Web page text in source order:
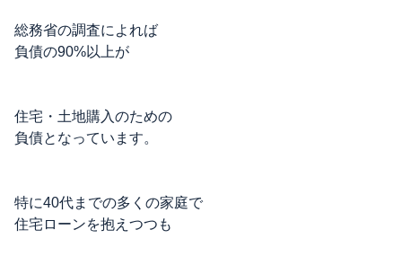
総務省の調査によれば
負債の90%以上が
住宅・土地購入のための
負債となっています。
特に40代までの多くの家庭で
住宅ローンを抱えつつも